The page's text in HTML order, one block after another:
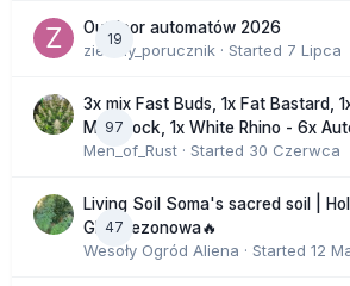
19
Outdoor automatów 2026
zielony_porucznik · Started 7 Lipca
97
3x mix Fast Buds, 1x Fat Bastard,
Moonrock, 1x White Rhino - 6x
Men_of_Rust · Started 30 Czerwca
47
Living Soil Soma's sacred soil |
GHS sezonowa🔥
Wesoły Ogród Aliena · Started 12